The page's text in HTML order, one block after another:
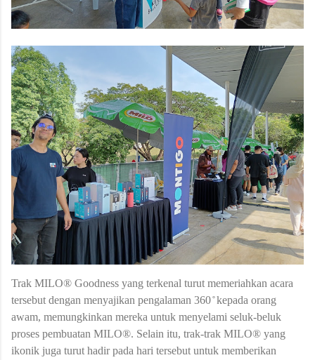
Trak MILO® Goodness yang terkenal turut memeriahkan acara
tersebut dengan menyajikan pengalaman 360 ̊ kepada orang
awam, memungkinkan mereka untuk menyelami seluk-beluk
proses pembuatan MILO®. Selain itu, trak-trak MILO® yang
ikonik juga turut hadir pada hari tersebut untuk memberikan